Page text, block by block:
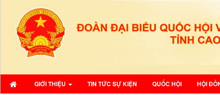
GIỚI THIỆU TIN TỨC SỰ KIỆN QUỐC HỘI HỘI